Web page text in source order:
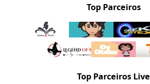
Top Parceiros
Top Parceiros Live